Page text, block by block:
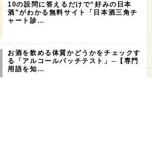
10の設問に答えるだけで“好みの日本
酒”がわかる無料サイト「日本酒三角チ
ャート診…
お酒を飲める体質かどうかをチェックす
る「アルコールパッチテスト」─【専門
用語を知…